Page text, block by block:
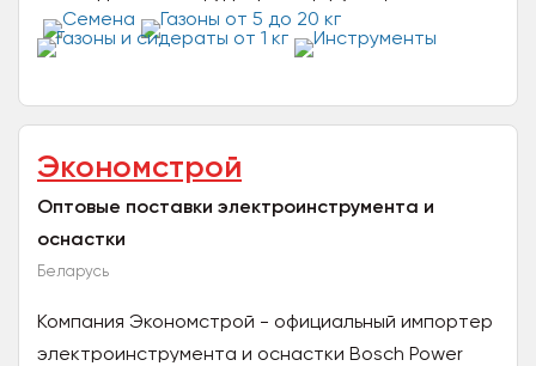
инструменты, декор для частных
предпринимателей, организаций и...
Экономстрой
Оптовые поставки электроинструмента и
оснастки
Беларусь
Компания Экономстрой - официальный импортер
электроинструмента и оснастки Bosch Power